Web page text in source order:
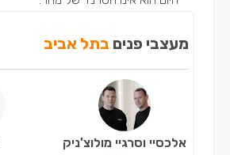
מעצבי פנים בתל אביב
אלכסיי וסרגיי מולוצ'ניק